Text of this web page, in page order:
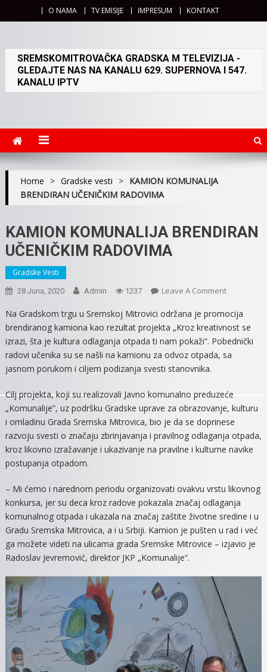
O NAMA TV EMISIJE IMPRESUM KONTAKT
SREMSKOMITROVAČKA GRADSKA M TELEVIZIJA -
GLEDAJTE NAS NA KANALU 629. SUPERNOVA I 547.
KANALU IPTV
Home > Gradske vesti > KAMION KOMUNALIJA
BRENDIRAN UČENIČKIM RADOVIMA
KAMION KOMUNALIJA BRENDIRAN
UČENIČKIM RADOVIMA
Gradske Vesti
28 Juna, 2020 Admin 1237 Leave A CommentOn
BRENDIRAN
UČENIČKIM
RADOVIMA
Na Gradskom trgu u Sremskoj Mitrovici održana je promocija
brendiranog kamiona kao rezultat projekta „Kroz kreativnost se
izrazi, šta je kultura odlaganja otpada ti nam pokaži“. Pobednički
radovi učenika su se našli na kamionu za odvoz otpada, sa
jasnom porukom i ciljem podizanja svesti stanovnika.
Cilj projekta, koji su realizovali Javno komunalno preduzeće
„Komunalije”, uz podršku Gradske uprave za obrazovanje, kulturu
i omladinu Grada Sremska Mitrovica, bio je da se doprinese
razvoju svesti o značaju zbrinjavanja i pravilnog odlaganja otpada,
kroz likovno izražavanje i ukazivanje na pravilne i kulturne navike
postupanja otpadom.
– Mi ćemo i narednom periodu organizovati ovakvu vrstu likovnog
konkursa, jer su deca kroz radove pokazala značaj odlaganja
komunalnog otpada i ukazala na značaj zaštite životne sredine i u
Gradu Sremska Mitrovica, a i u Srbiji. Kamion je pušten u rad i već
ga možete videti na ulicama grada Sremske Mitrovice – izjavio je
Radoslav Jevremović, direktor JKP „Komunalije“.